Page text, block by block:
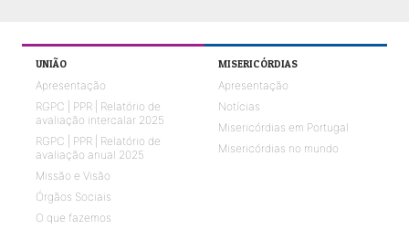
UNIÃO
Apresentação
RGPC | PPR | Relatório de
avaliação intercalar 2025
RGPC | PPR | Relatório de
avaliação anual 2025
Missão e Visão
Órgãos Sociais
O que fazemos
MISERICÓRDIAS
Apresentação
Notícias
Misericórdias em Portugal
Misericórdias no mundo